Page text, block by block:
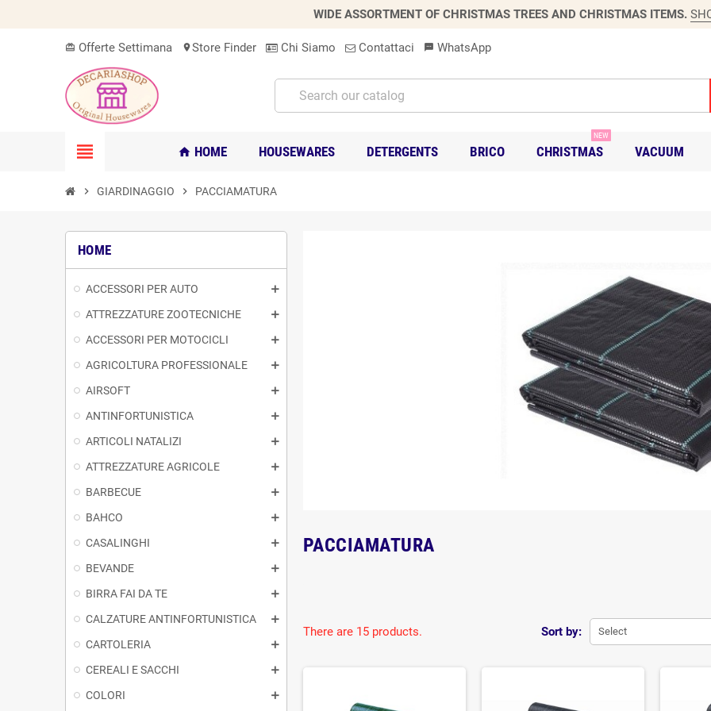
WIDE ASSORTMENT OF CHRISTMAS TREES AND CHRISTMAS ITEMS.
card_giftcard Offerte Settimana location_onStore Finder Chi Siamo Contattaci sms WhatsApp
view_headline home HOME HOUSEWARES DETERGENTS BRICO CHRISTMAS
NEW
VACUUM
chevron_right GIARDINAGGIO chevron_right PACCIAMATURA
HOME
ACCESSORI PER AUTO
ATTREZZATURE ZOOTECNICHE
ACCESSORI PER MOTOCICLI
AGRICOLTURA PROFESSIONALE
AIRSOFT
ANTINFORTUNISTICA
ARTICOLI NATALIZI
ATTREZZATURE AGRICOLE
BARBECUE
BAHCO
CASALINGHI
BEVANDE
BIRRA FAI DA TE
CALZATURE ANTINFORTUNISTICA
CARTOLERIA
CEREALI E SACCHI
COLORI
PACCIAMATURA
Sort by: Select
There are 15 products.